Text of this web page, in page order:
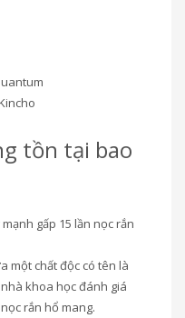
tồn tại bao
gấp 15 lần nọc rắn
một chất độc có tên là
nhà khoa học đánh giá
rắn hổ mang.